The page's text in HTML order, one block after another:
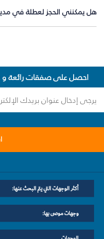
هل يمكنني الحجز لعطلة في
احصل على صفقات رائعة و
أكثر الوجهات التي يتم البحث عنها:
وجهات موصى بها: